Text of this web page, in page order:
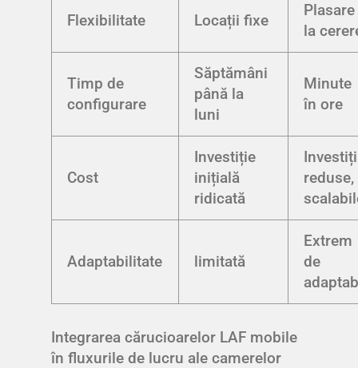
Flexibilitate Locații fixe
Plasare
la
Timp de
configurare
Săptămâni
până la
luni
Minute
în ore
Cost
Investiție
inițială
ridicată
reduse,
Adaptabilitate limitată
Extrem
de
Integrarea cărucioarelor LAF mobile
în fluxurile de lucru ale camerelor